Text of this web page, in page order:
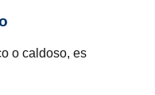
o caldoso, es